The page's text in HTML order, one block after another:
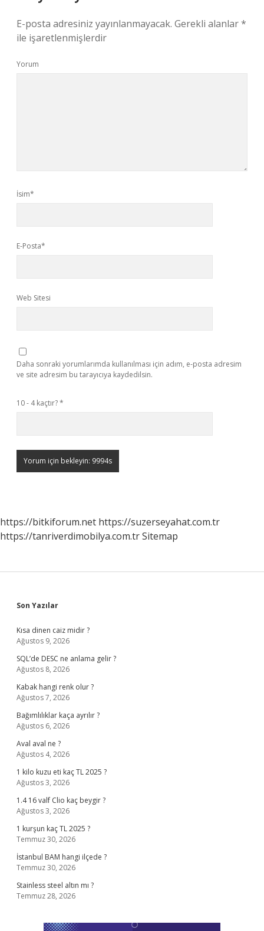
E-posta adresiniz yayınlanmayacak. Gerekli alanlar*
ile işaretlenmişlerdir
Yorum
İsim*
E-Posta*
Web Sitesi
Daha sonraki yorumlarımda kullanılması için adım, e-posta adresim
ve site adresim bu tarayıcıya kaydedilsin.
10 - 4 kaçtır?*
https://bitkiforum.net https://suzerseyahat.com.tr
https://tanriverdimobilya.com.trSitemap
Sidebar
Son Yazılar
Kısa dinen caiz midir ?
Ağustos 9, 2026
SQL’de DESC ne anlama gelir ?
Ağustos 8, 2026
Kabak hangi renk olur ?
Ağustos 7, 2026
Bağımlılıklar kaça ayrılır ?
Ağustos 6, 2026
Aval aval ne ?
Ağustos 4, 2026
1 kilo kuzu eti kaç TL 2025 ?
Ağustos 3, 2026
1.4 16 valf Clio kaç beygir ?
Ağustos 3, 2026
1 kurşun kaç TL 2025 ?
Temmuz 30, 2026
İstanbul BAM hangi ilçede ?
Temmuz 30, 2026
Stainless steel altın mı ?
Temmuz 28, 2026